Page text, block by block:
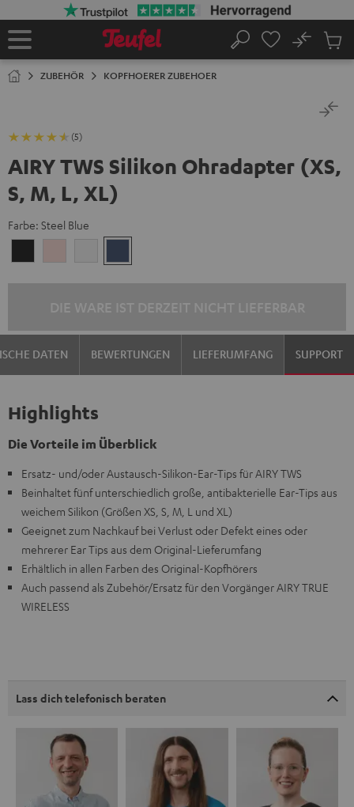
Startseite
Suche
No
ZUBEHÖR KOPFHOERER ZUBEHOER
(5)
AIRY TWS Silikon Ohradapter (XS,
S, M, L, XL)
Farbe: Steel Blue
White Blue
DATEN BEWERTUNGEN LIEFERUMFANG SUPPORT
Highlights
Die Vorteile im Überblick
Ersatz- und/oder Austausch-Silikon-Ear-Tips für AIRY TWS
Beinhaltet fünf unterschiedlich große, antibakterielle Ear-Tips aus
weichem Silikon (Größen XS, S, M, L und XL)
Geeignet zum Nachkauf bei Verlust oder Defekt eines oder
mehrerer Ear Tips aus dem Original-Lieferumfang
Erhältlich in allen Farben des Original-Kopfhörers
Auch passend als Zubehör/Ersatz für den Vorgänger AIRY TRUE
WIRELESS
Lass dich telefonisch beraten